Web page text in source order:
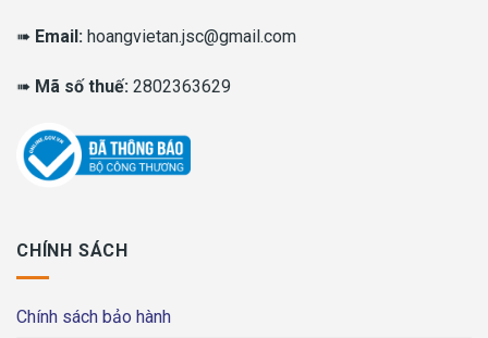
➠ Email: hoangvietan.jsc@gmail.com
➠ Mã số thuế: 2802363629
CHÍNH SÁCH
Chính sách bảo hành